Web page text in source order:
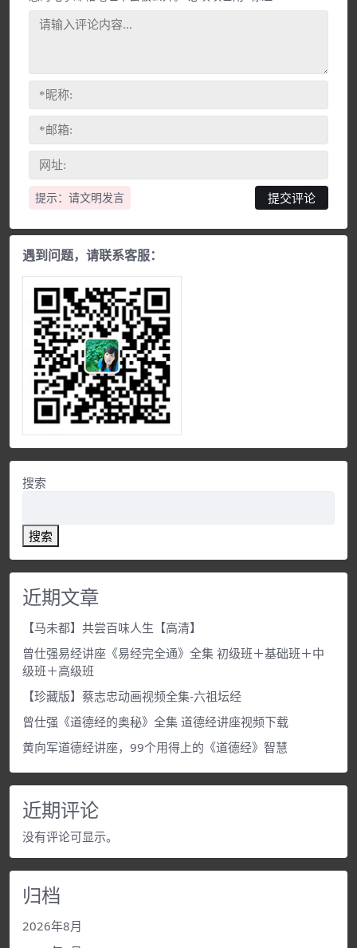
提示：请文明发言
遇到问题，请联系客服：
搜索
搜索
近期文章
【马未都】共尝百味人生【高清】
曾仕强易经讲座《易经完全通》全集 初级班＋基础班＋中
级班＋高级班
【珍藏版】蔡志忠动画视频全集-六祖坛经
曾仕强《道德经的奥秘》全集 道德经讲座视频下载
黄向军道德经讲座，99个用得上的《道德经》智慧
近期评论
没有评论可显示。
归档
2026年8月